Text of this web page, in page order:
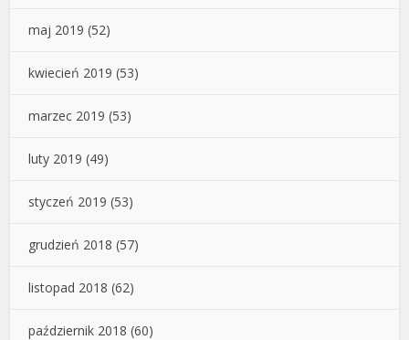
maj 2019 (52)
kwiecień 2019 (53)
marzec 2019 (53)
luty 2019 (49)
styczeń 2019 (53)
grudzień 2018 (57)
listopad 2018 (62)
październik 2018 (60)